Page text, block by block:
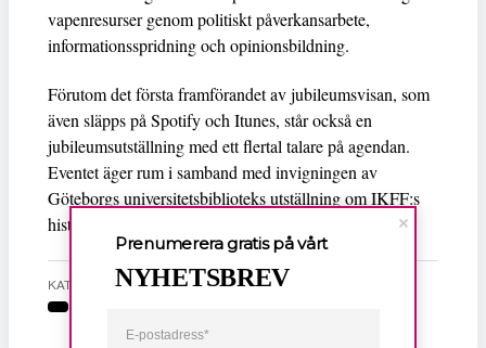
vapenresurser genom politiskt påverkansarbete,
informationsspridning och opinionsbildning.
Förutom det första framförandet av jubileumsvisan, som
även släpps på Spotify och Itunes, står också en
jubileumsutställning med ett flertal talare på agendan.
Eventet äger rum i samband med invigningen av
Göteborgs universitetsbiblioteks utställning om IKFF:s
historia den 9 mars.
KATEGORI
Prenumerera gratis på vårt
NYHETSBREV